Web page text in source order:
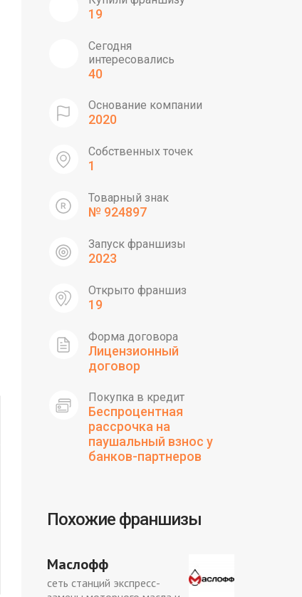
19
Сегодня
интересовались
40
Основание компании
2020
Собственных точек
1
Товарный знак
№ 924897
Запуск франшизы
2023
Открыто франшиз
19
Форма договора
Лицензионный
договор
Покупка в кредит
Беспроцентная
рассрочка на
паушальный взнос у
банков-партнеров
Похожие франшизы
Маслофф
сеть станций экспресс-